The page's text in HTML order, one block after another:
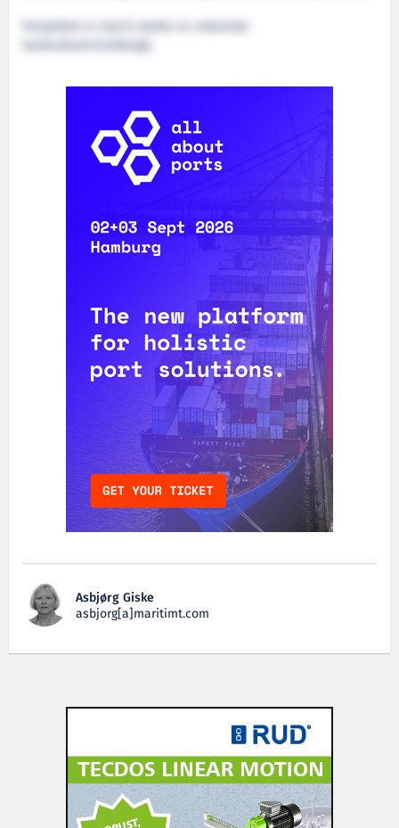
Prosjektet er med å styrke en voksende
havbruksserviceklynge.
Asbjørg Giske
asbjorg[a]maritimt.com